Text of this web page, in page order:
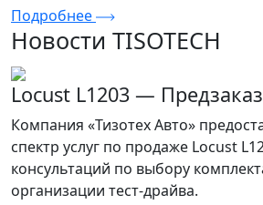
Подробнее
Новости TISOTECH
Locust L1203 —
Компания «Тизотех Авто»
спектр услуг по продаже Locust
консультаций по выбору
организации тест-драйва.